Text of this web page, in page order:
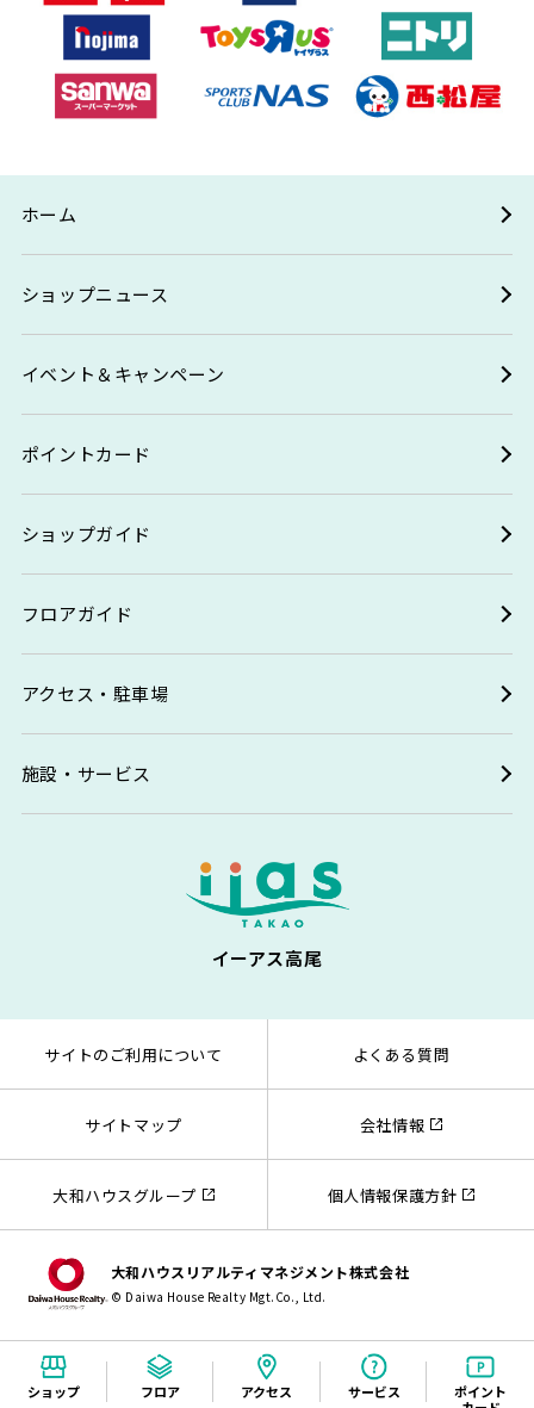
ショップ フロア アクセス サービス
ポイント
ホーム
ショップニュース
イベント＆キャンペーン
ポイントカード
ショップガイド
フロアガイド
アクセス・駐車場
施設・サービス
イーアス高尾
サイトのご利用について よくある質問
サイトマップ 会社情報
大和ハウスグループ 個人情報保護方針
大和ハウスリアルティマネジメント株式会社
© Daiwa House Realty Mgt.Co., Ltd.